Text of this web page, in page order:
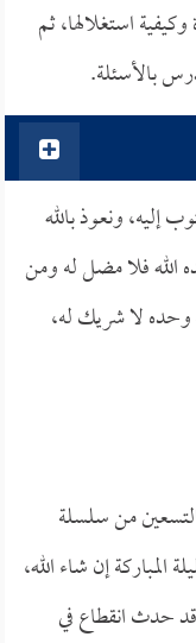
استغلالها، ثم
بالأسئلة.
إليه، ونعوذ بالله
الله فلا مضل له ومن
وحده لا شريك له،
من سلسلة
المباركة إن شاء الله،
المحرم (29 / 1414 هـ) وقد حدث انقطاع في